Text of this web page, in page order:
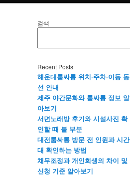
검색
Recent Posts
해운대룸싸롱 위치·주차·이동 동
선 안내
제주 야간문화와 룸싸롱 정보 알
아보기
서면노래방 후기와 시설사진 확
인할 때 볼 부분
대전룸싸롱 방문 전 인원과 시간
대 확인하는 방법
채무조정과 개인회생의 차이 및
신청 기준 알아보기